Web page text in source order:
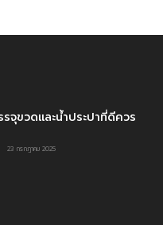
จุขวดและน้ำประปาที่ดีควร
23 กรกฎาคม 2025